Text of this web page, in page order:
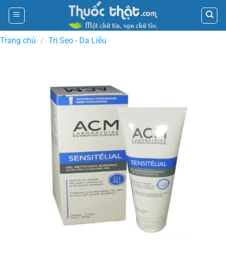
Skip
content
Trang chủ / Trị Sẹo - Da Liễu